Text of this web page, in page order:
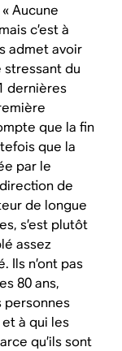
Aucune
c’est à
admet avoir
du
dernières
que la fin
que la
par le
de
de longue
s’est plutôt
assez
Ils n’ont pas
80 ans,
personnes
à qui les
qu’ils sont